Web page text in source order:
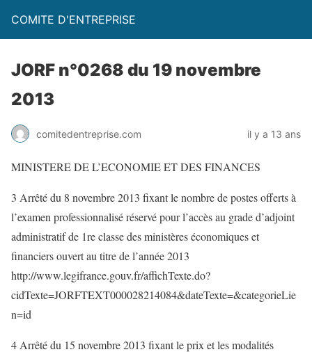
COMITE D'ENTREPRISE
JORF n°0268 du 19 novembre
2013
comitedentreprise.com il y a 13 ans
MINISTERE DE L’ECONOMIE ET DES FINANCES
3 Arrêté du 8 novembre 2013 fixant le nombre de postes offerts à
l’examen professionnalisé réservé pour l’accès au grade d’adjoint
administratif de 1re classe des ministères économiques et
financiers ouvert au titre de l’année 2013
http://www.legifrance.gouv.fr/affichTexte.do?
cidTexte=JORFTEXT000028214084&dateTexte=&categorieLie
n=id
4 Arrêté du 15 novembre 2013 fixant le prix et les modalités